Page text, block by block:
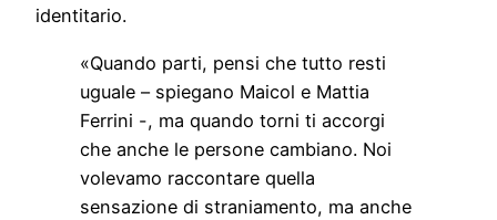
identitario.
«Quando parti, pensi che tutto resti
uguale – spiegano Maicol e Mattia
Ferrini -, ma quando torni ti accorgi
che anche le persone cambiano. Noi
volevamo raccontare quella
sensazione di straniamento, ma anche